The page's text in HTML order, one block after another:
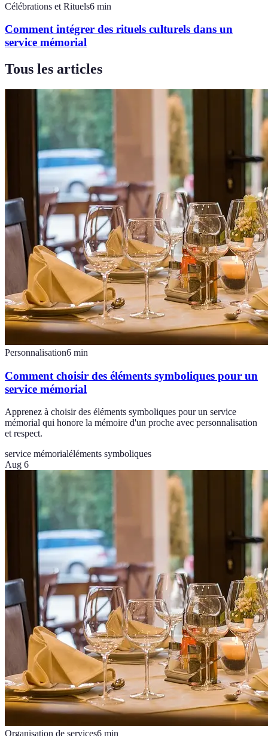
Célébrations et Rituels6 min
Comment intégrer des rituels culturels dans un
service mémorial
Tous les articles
Personnalisation6 min
Comment choisir des éléments symboliques pour un
service mémorial
Apprenez à choisir des éléments symboliques pour un service
mémorial qui honore la mémoire d'un proche avec personnalisation
et respect.
service mémorialéléments symboliques
Aug 6
Organisation de services6 min